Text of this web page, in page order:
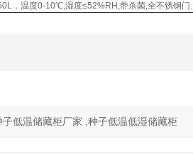
，温度0-10℃,湿度≤52%RH,带杀菌,全不锈钢门.